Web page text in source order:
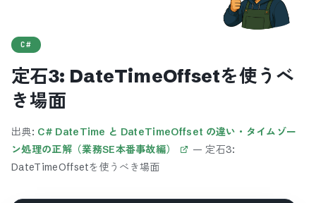
C#
定石3: DateTimeOffsetを使うべ
き場面
出典: C# DateTime と DateTimeOffset の違い・タイムゾー
ン処理の正解（業務SE本番事故編）
— 定石3:
DateTimeOffsetを使うべき場面